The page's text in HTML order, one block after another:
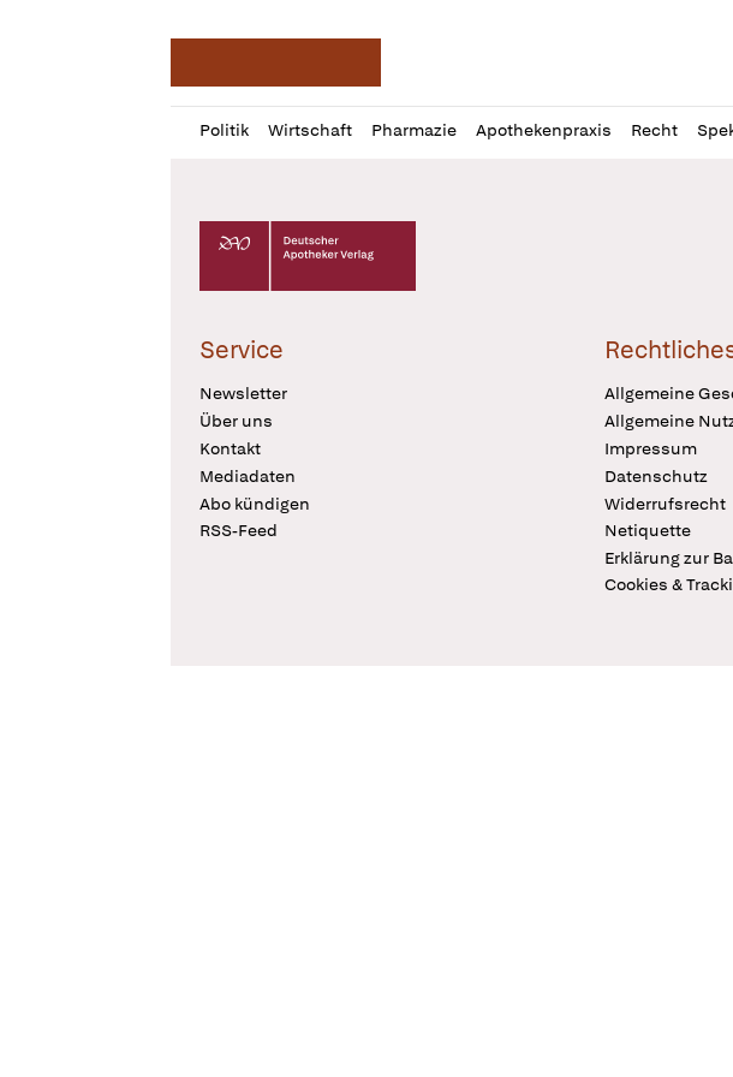
Politik Wirtschaft Pharmazie Apothekenpraxis Recht
Profil
öffnen
Daz
Pur
Deutscher Apotheker Verlag Logo
Service
Newsletter
Über uns
Kontakt
Mediadaten
Abo kündigen
RSS-Feed
Allgemeine
Allgemeine
Impressum
Datenschutz
Widerrufsrecht
Netiquette
Erklärung zur
Cookies &